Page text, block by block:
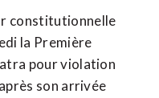
constitutionnelle
la Première
pour violation
son arrivée